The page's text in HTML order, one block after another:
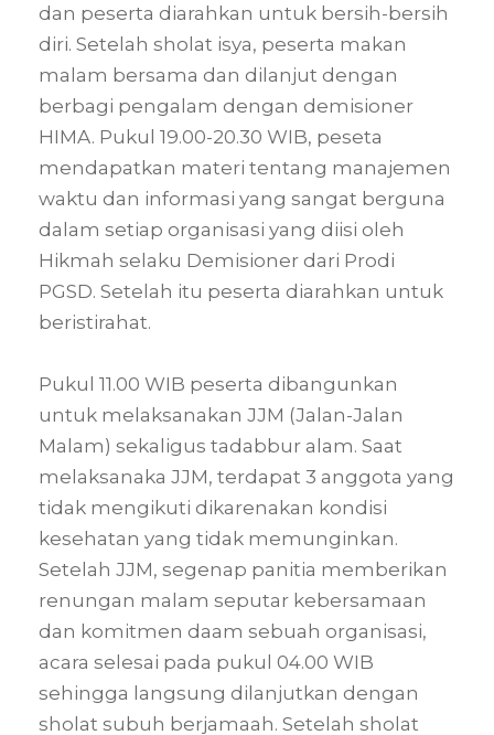
dan peserta diarahkan untuk bersih-bersih
diri. Setelah sholat isya, peserta makan
malam bersama dan dilanjut dengan
berbagi pengalam dengan demisioner
HIMA. Pukul 19.00-20.30 WIB, peseta
mendapatkan materi tentang manajemen
waktu dan informasi yang sangat berguna
dalam setiap organisasi yang diisi oleh
Hikmah selaku Demisioner dari Prodi
PGSD. Setelah itu peserta diarahkan untuk
beristirahat.
Pukul 11.00 WIB peserta dibangunkan
untuk melaksanakan JJM (Jalan-Jalan
Malam) sekaligus tadabbur alam. Saat
melaksanaka JJM, terdapat 3 anggota yang
tidak mengikuti dikarenakan kondisi
kesehatan yang tidak memunginkan.
Setelah JJM, segenap panitia memberikan
renungan malam seputar kebersamaan
dan komitmen daam sebuah organisasi,
acara selesai pada pukul 04.00 WIB
sehingga langsung dilanjutkan dengan
sholat subuh berjamaah. Setelah sholat